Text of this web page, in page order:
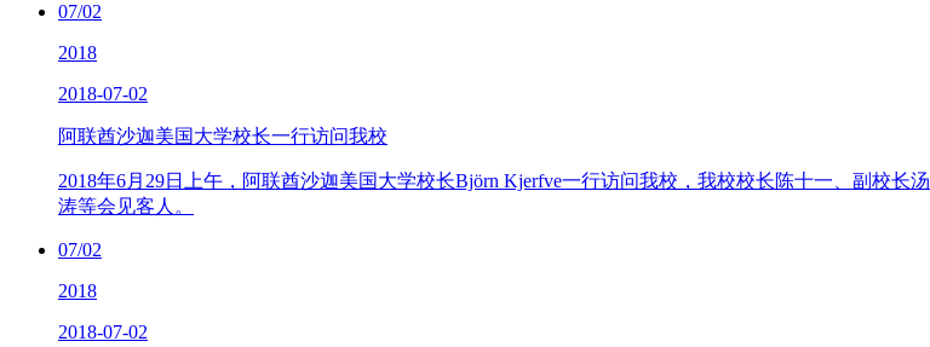
07/02
2018
2018-07-02
阿联酋沙迦美国大学校长一行访问我校
2018年6月29日上午，阿联酋沙迦美国大学校长Björn Kjerfve一行访问我校，我校校长陈十一、副校长汤
涛等会见客人。
07/02
2018
2018-07-02